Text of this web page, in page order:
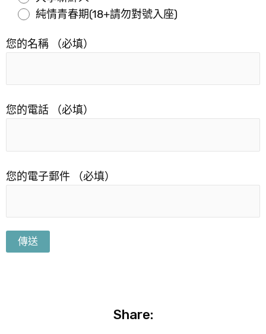
純情青春期(18+請勿對號入座)
您的名稱 （必填）
您的電話 （必填）
您的電子郵件 （必填）
Share: